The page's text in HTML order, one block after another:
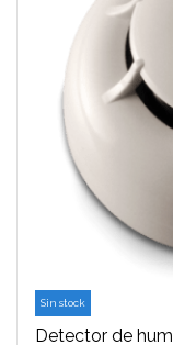
Sin stock